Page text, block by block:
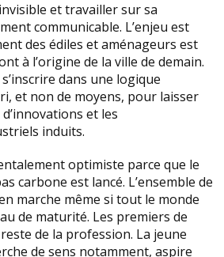
et travailler sur sa
communicable. L’enjeu est
des édiles et aménageurs est
à l’origine de la ville de demain.
dans une logique
et non de moyens, pour laisser
et les
induits.
optimiste parce que le
carbone est lancé. L’ensemble de
marche même si tout le monde
de maturité. Les premiers de
de la profession. La jeune
de sens notamment, aspire